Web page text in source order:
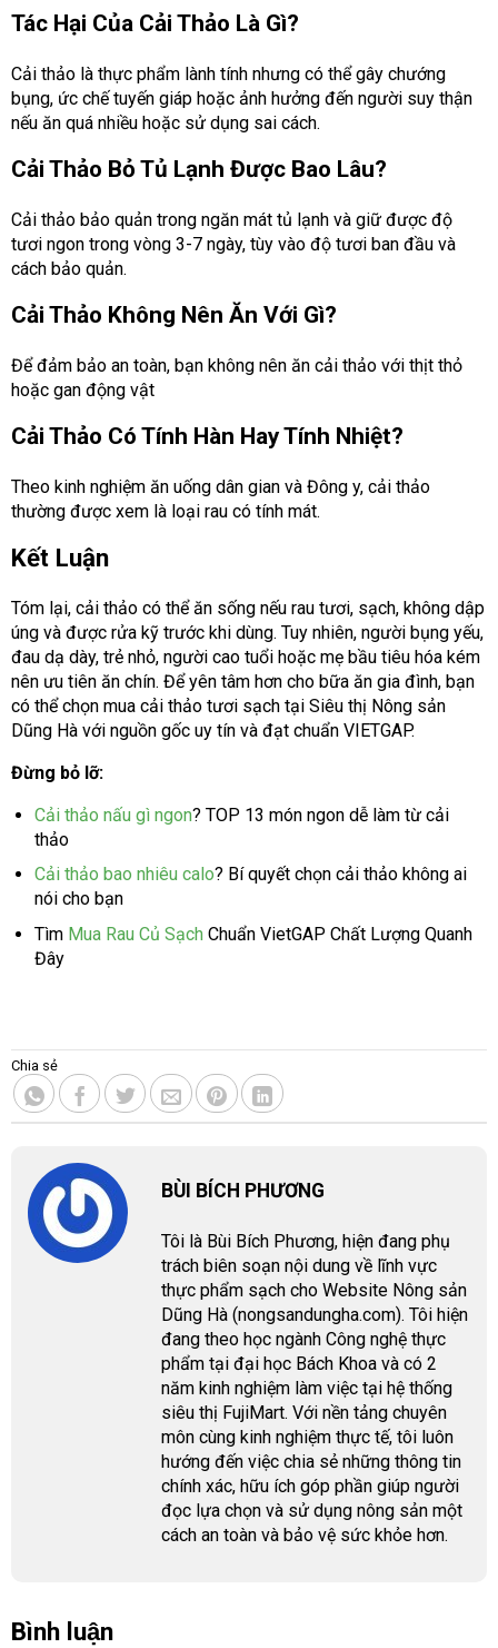
Tác Hại Của Cải Thảo Là Gì?
Cải thảo là thực phẩm lành tính nhưng có thể gây chướng
bụng, ức chế tuyến giáp hoặc ảnh hưởng đến người suy thận
nếu ăn quá nhiều hoặc sử dụng sai cách.
Cải Thảo Bỏ Tủ Lạnh Được Bao Lâu?
Cải thảo bảo quản trong ngăn mát tủ lạnh và giữ được độ
tươi ngon trong vòng 3-7 ngày, tùy vào độ tươi ban đầu và
cách bảo quản.
Cải Thảo Không Nên Ăn Với Gì?
Để đảm bảo an toàn, bạn không nên ăn cải thảo với thịt thỏ
hoặc gan động vật
Cải Thảo Có Tính Hàn Hay Tính Nhiệt?
Theo kinh nghiệm ăn uống dân gian và Đông y, cải thảo
thường được xem là loại rau có tính mát.
Kết Luận
Tóm lại, cải thảo có thể ăn sống nếu rau tươi, sạch, không dập
úng và được rửa kỹ trước khi dùng. Tuy nhiên, người bụng yếu,
đau dạ dày, trẻ nhỏ, người cao tuổi hoặc mẹ bầu tiêu hóa kém
nên ưu tiên ăn chín. Để yên tâm hơn cho bữa ăn gia đình, bạn
có thể chọn mua cải thảo tươi sạch tại Siêu thị Nông sản
Dũng Hà với nguồn gốc uy tín và đạt chuẩn VIETGAP.
Đừng bỏ lỡ:
Cải thảo nấu gì ngon? TOP 13 món ngon dễ làm từ cải
thảo
Cải thảo bao nhiêu calo? Bí quyết chọn cải thảo không ai
nói cho bạn
Tìm Mua Rau Củ Sạch Chuẩn VietGAP Chất Lượng Quanh
Đây
Chia sẻ
BÙI BÍCH PHƯƠNG
Tôi là Bùi Bích Phương, hiện đang phụ
trách biên soạn nội dung về lĩnh vực
thực phẩm sạch cho Website Nông sản
Dũng Hà (nongsandungha.com). Tôi hiện
đang theo học ngành Công nghệ thực
phẩm tại đại học Bách Khoa và có 2
năm kinh nghiệm làm việc tại hệ thống
siêu thị FujiMart. Với nền tảng chuyên
môn cùng kinh nghiệm thực tế, tôi luôn
hướng đến việc chia sẻ những thông tin
chính xác, hữu ích góp phần giúp người
đọc lựa chọn và sử dụng nông sản một
cách an toàn và bảo vệ sức khỏe hơn.
Bình luận